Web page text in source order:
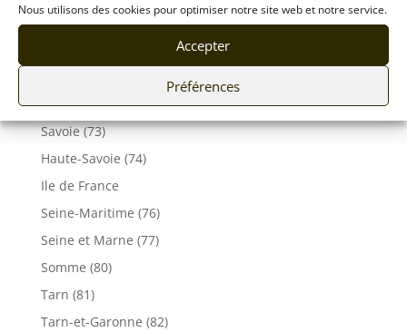
Nous utilisons des cookies pour optimiser notre site web et notre service.
Accepter
Préférences
Puy De Dôme (63)
Pyrénées-Atlantiques (64)
Sarthe (72)
Savoie (73)
Haute-Savoie (74)
Ile de France
Seine-Maritime (76)
Seine et Marne (77)
Somme (80)
Tarn (81)
Tarn-et-Garonne (82)